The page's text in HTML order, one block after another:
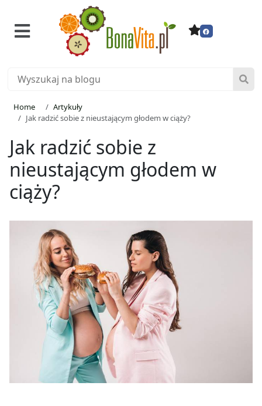
Home
Artykuły
Jak radzić sobie z nieustającym głodem w ciąży?
Jak radzić sobie z
nieustającym głodem w
ciąży?